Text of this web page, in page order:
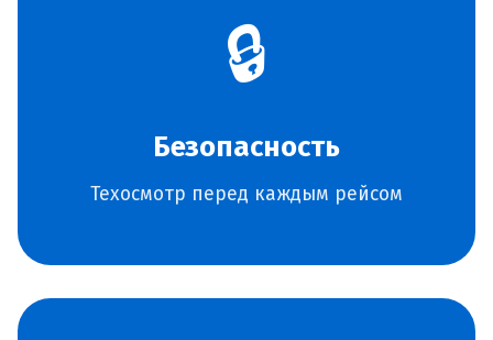
🔒
Безопасность
Техосмотр перед каждым рейсом